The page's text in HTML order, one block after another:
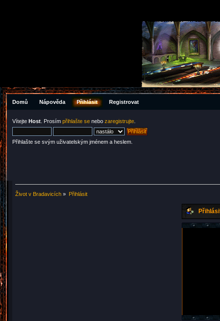
Domů Nápověda Přihlásit Registrovat
Vítejte Host . Prosím přihlašte se nebo zaregistrujte
Přihlašte se svým uživatelským jménem a heslem.
Život v Bradavicích » Přihlásit